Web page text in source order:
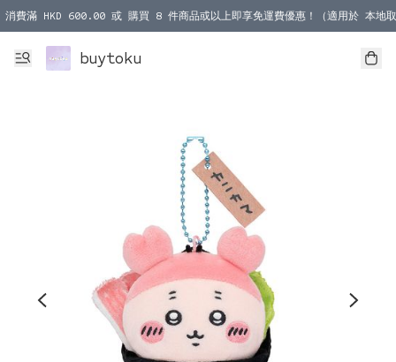
消費滿 HKD 600.00 或 購買 8 件商品或以上即享免運費優惠！（適用於 本地
消費滿 HKD 1000.00 或 購買 100 件商品或以上即享免運費優惠！（適用於
buytoku